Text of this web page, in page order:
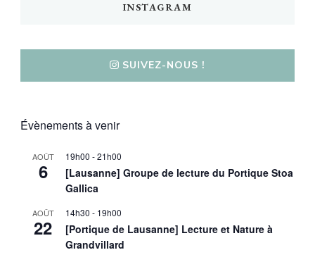
INSTAGRAM
SUIVEZ-NOUS !
Évènements à venir
AOÛT
6
19h00 -21h00
[Lausanne] Groupe de lecture du Portique Stoa
Gallica
AOÛT
22
14h30 - 19h00
[Portique de Lausanne] Lecture et Nature à
Grandvillard